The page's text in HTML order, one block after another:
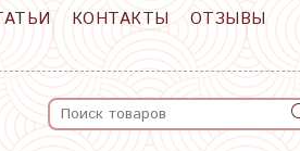
КОНТАКТЫ
ОТЗЫВЫ